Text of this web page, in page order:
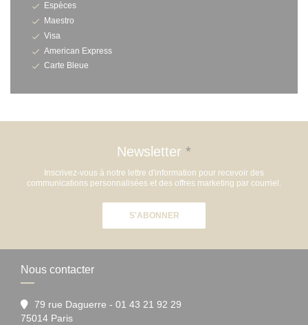
Espèces
Maestro
Visa
American Express
Carte Bleue
Newsletter *
Inscrivez-vous à notre lettre d'information pour recevoir des
communications personnalisées et des offres marketing par courriel.
S'ABONNER
Nous contacter
79 rue Daguerre - 01 43 21 92 29
75014 Paris((ouvre une nouvelle fenêtre))